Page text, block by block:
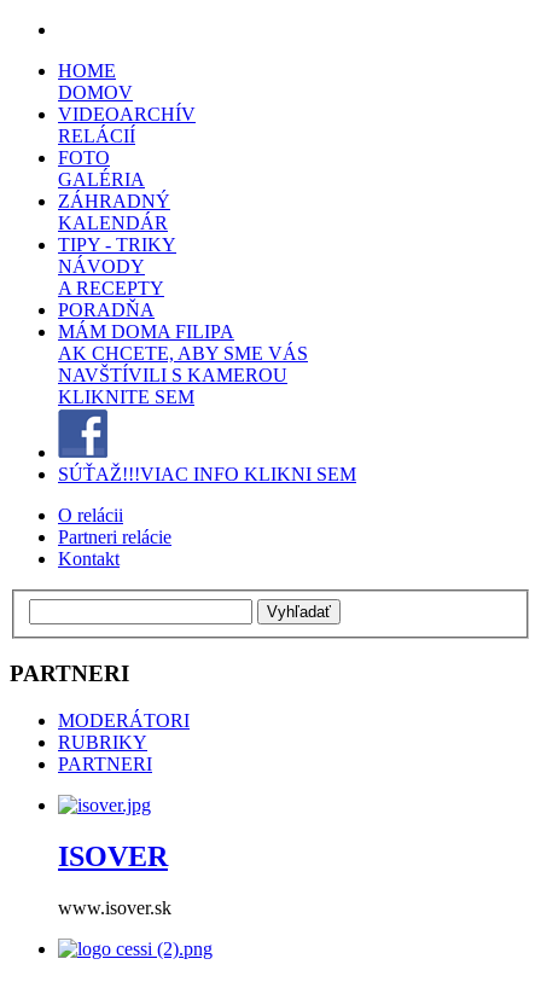
HOME
DOMOV
VIDEOARCHÍV
RELÁCIÍ
FOTO
GALÉRIA
ZÁHRADNÝ
KALENDÁR
TIPY - TRIKY
NÁVODY
A RECEPTY
PORADŇA
MÁM DOMA FILIPA
AK CHCETE, ABY SME VÁS
NAVŠTÍVILI S KAMEROU
KLIKNITE SEM
SÚŤAŽ!!!VIAC INFO KLIKNI SEM
O relácii
Partneri relácie
Kontakt
PARTNERI
MODERÁTORI
RUBRIKY
PARTNERI
ISOVER
www.isover.sk